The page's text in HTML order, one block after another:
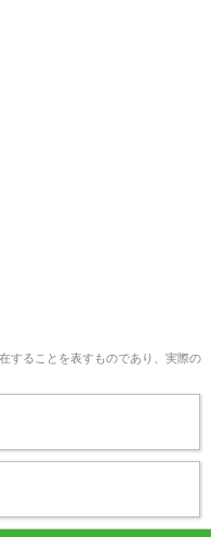
することを表すものであり、実際の